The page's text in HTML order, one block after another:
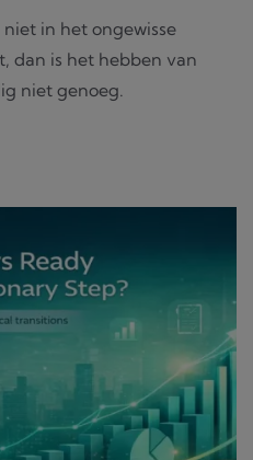
in het ongewisse
dan is het hebben van
niet genoeg.